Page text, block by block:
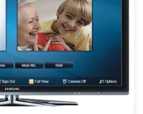
поддержки Skype для
это в июне 2016 года. После
выпуск обновлений
Отметим, что практически любой
установить программу Skype